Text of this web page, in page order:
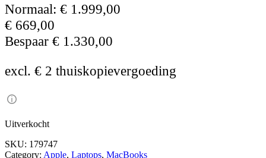
Normaal: € 1.999,00
€ 669,00
Bespaar € 1.330,00
excl. € 2 thuiskopievergoeding
Uitverkocht
SKU: 179747
Category: Apple, Laptops, MacBooks